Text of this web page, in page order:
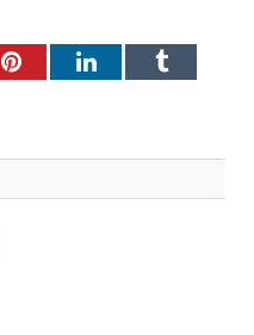
PinterestLinkedInTumblr